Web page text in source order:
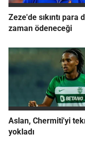
Zeze'de sıkıntı para
zaman ödeneceği
Aslan, Chermiti'yi
yokladı